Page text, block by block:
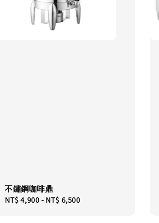
不鏽鋼咖啡鼎
Regular
NT$ 4,900- NT$ 6,500